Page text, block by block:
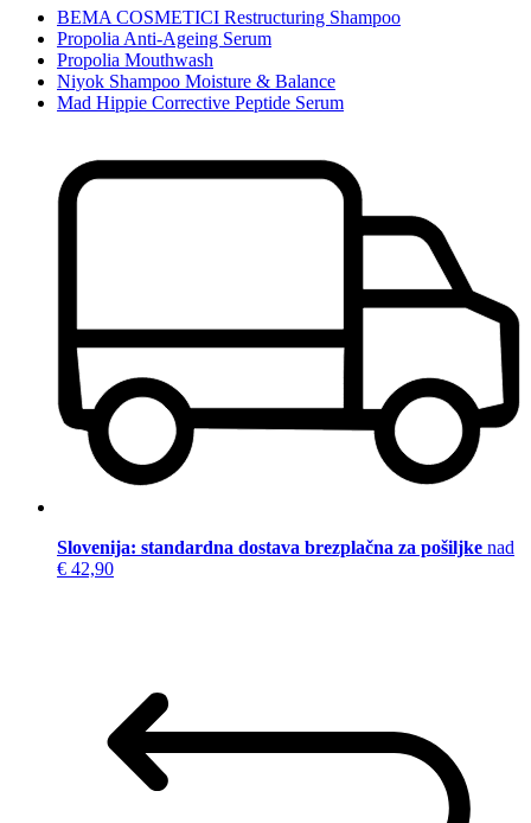
BEMA COSMETICI Restructuring Shampoo
Propolia Anti-Ageing Serum
Propolia Mouthwash
Niyok Shampoo Moisture & Balance
Mad Hippie Corrective Peptide Serum
Slovenija: standardna dostava brezplačna za pošiljke nad
€ 42,90